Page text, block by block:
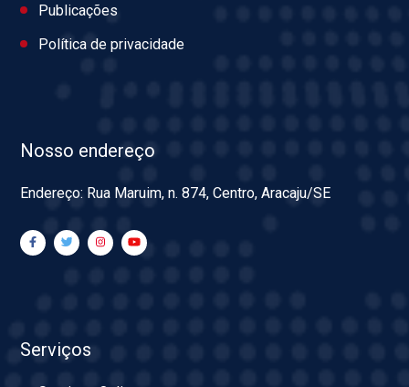
Publicações
Política de privacidade
Nosso endereço
Endereço: Rua Maruim, n. 874, Centro, Aracaju/SE
Serviços